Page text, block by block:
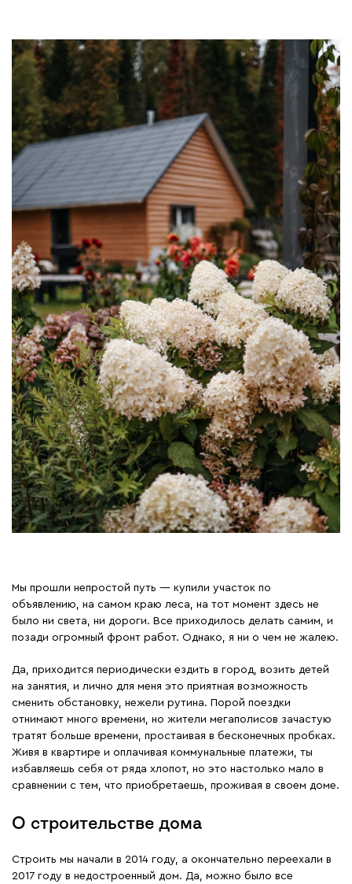
Мы прошли непростой путь — купили участок по
объявлению, на самом краю леса, на тот момент здесь не
было ни света, ни дороги. Все приходилось делать самим, и
позади огромный фронт работ. Однако, я ни о чем не жалею.
Да, приходится периодически ездить в город, возить детей
на занятия, и лично для меня это приятная возможность
сменить обстановку, нежели рутина. Порой поездки
отнимают много времени, но жители мегаполисов зачастую
тратят больше времени, простаивая в бесконечных пробках.
Живя в квартире и оплачивая коммунальные платежи, ты
избавляешь себя от ряда хлопот, но это настолько мало в
сравнении с тем, что приобретаешь, проживая в своем доме.
О строительстве дома
Строить мы начали в 2014 году, а окончательно переехали в
2017 году в недостроенный дом. Да, можно было все